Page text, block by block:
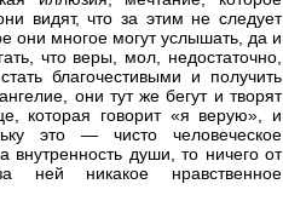
видят, что за этим не следует
они многое могут услышать, да и
что веры, мол, недостаточно,
благочестивыми и получить
они тут же бегут и творят
которая говорит «я верую», и
это — чисто человеческое
души, то ничего от
никакое нравственное